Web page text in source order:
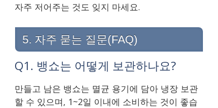
자주 저어주는 것도 잊지 마세요.
5. 자주 묻는 질문(FAQ)
Q1. 뱅쇼는 어떻게 보관하나요?
만들고 남은 뱅쇼는 멸균 용기에 담아 냉장 보관
할 수 있으며, 1~2일 이내에 소비하는 것이 좋습